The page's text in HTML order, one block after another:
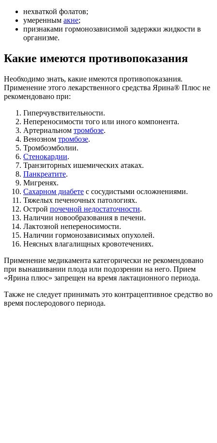
нехваткой фолатов;
умеренным акне;
признаками гормонозависимой задержки жидкости в
организме.
Какие имеются противопоказания
Необходимо знать, какие имеются противопоказания.
Применение этого лекарственного средства Ярина® Плюс не
рекомендовано при:
Гиперчувствительности.
Непереносимости того или иного компонента.
Артериальном тромбозе.
Венозном тромбозе.
Тромбоэмболии.
Стенокардии.
Транзиторных ишемических атаках.
Панкреатите.
Мигренях.
Сахарном диабете с сосудистыми осложнениями.
Тяжелых печеночных патологиях.
Острой почечной недостаточности.
Наличии новообразования в печени.
Лактозной непереносимости.
Наличии гормонозависимых опухолей.
Неясных влагалищных кровотечениях.
Применение медикамента категорически не рекомендовано
при вынашивании плода или подозрении на него. Прием
«Ярина плюс» запрещен на время лактационного периода.
Также не следует принимать это контрацептивное средство во
время послеродового периода.